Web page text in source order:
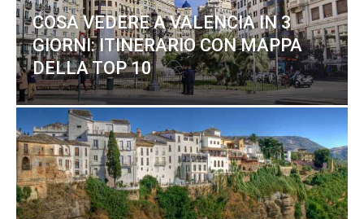
COSA VEDERE A VALENCIA IN 3
GIORNI: ITINERARIO CON MAPPA
DELLA TOP 10